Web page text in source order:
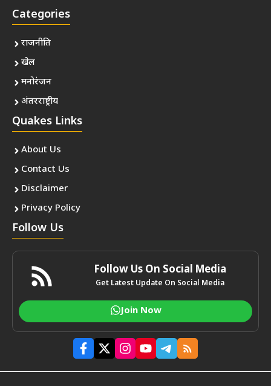
Categories
राजनीति
खेल
मनोरंजन
अंतरराष्ट्रीय
Quakes Links
About Us
Contact Us
Disclaimer
Privacy Policy
Follow Us
Follow Us On Social Media
Get Latest Update On Social Media
Join Now